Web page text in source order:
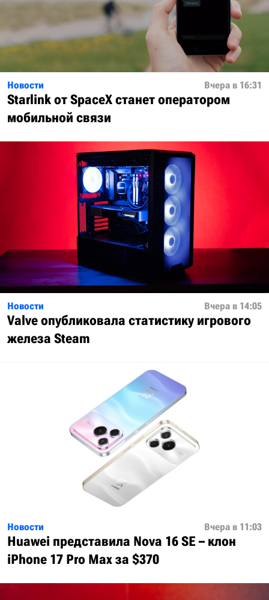
Новости Вчера в 16:31
Starlink от SpaceX станет оператором
мобильной связи
Новости Вчера в 14:05
Valve опубликовала статистику игрового
железа Steam
Новости Вчера в 11:03
Huawei представила Nova 16 SE – клон
iPhone 17 Pro Max за $370